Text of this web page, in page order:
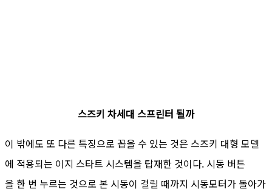
스즈키 차세대 스프린터 될까
이 밖에도 또 다른 특징으로 꼽을 수 있는 것은 스즈키 대형 모델
에 적용되는 이지 스타트 시스템을 탑재한 것이다. 시동 버튼
을 한 번 누르는 것으로 본 시동이 걸릴 때까지 시동모터가 돌아가